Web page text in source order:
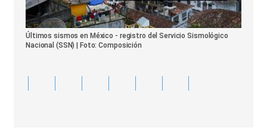
Últimos sismos en México - registro del Servicio Sismológico
Nacional (SSN) | Foto: Composición